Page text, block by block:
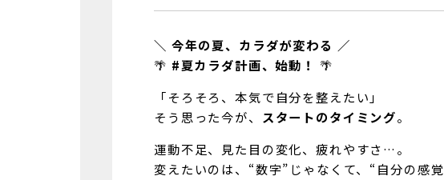
＼ 今年の夏、カラダが変わる ／
🌴 #夏カラダ計画、始動！
🌴
「そろそろ、本気で自分を整えたい」
そう思った今が、
スタートのタイミング。
運動不足、見た目の変化、疲れやすさ…。
変えたいのは、“数字”じゃなくて、“自分の感覚